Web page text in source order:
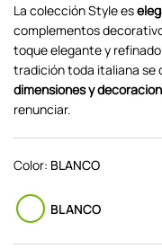
La colección Style es
complementos
toque elegante y
tradición toda italiana se
dimensiones y
renunciar.
Color: BLANCO
BLANCO